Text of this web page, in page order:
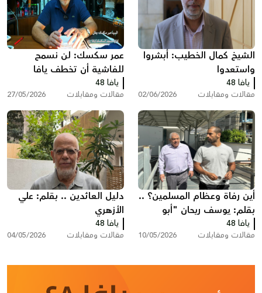
الشيخ كمال الخطيب: أبشروا
واستعدوا
يافا 48
مقالات ومقابلات 02/06/2026
عمر سكسك: لن نسمح
للفاشية أن تخطف يافا
وأحلام أولادنا
يافا 48
مقالات ومقابلات 27/05/2026
أين رفاة وعظام المسلمين؟ ..
بقلم: يوسف ريحان "أبو
حسام"
يافا 48
مقالات ومقابلات 10/05/2026
دليل العائدين .. بقلم: علي
الأزهري
يافا 48
مقالات ومقابلات 04/05/2026